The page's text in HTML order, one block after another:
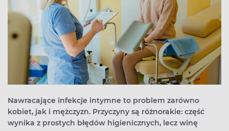
Nawracające infekcje intymne to problem zarówno
kobiet, jak i mężczyzn. Przyczyny są różnorakie: część
wynika z prostych błędów higienicznych, lecz winę